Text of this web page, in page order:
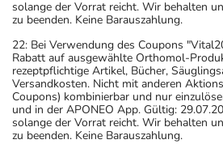
solange der Vorrat reicht. Wir behalten
zu beenden. Keine Barauszahlung.
22: Bei Verwendung des Coupons
Rabatt auf ausgewählte Orthomol-
rezeptpflichtige Artikel, Bücher,
Versandkosten. Nicht mit anderen
Coupons) kombinierbar und nur
und in der APONEO App. Gültig:
solange der Vorrat reicht. Wir behalten
zu beenden. Keine Barauszahlung.